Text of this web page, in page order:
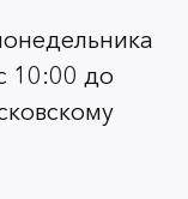
10:00 до